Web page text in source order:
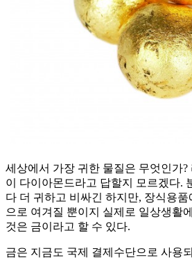
세상에서 가장 귀한 물질은 무엇인가
이 다이아몬드라고 답할지 모르겠다.
다 더 귀하고 비싸긴 하지만, 장식용
으로 여겨질 뿐이지 실제로 일상생활
것은 금이라고 할 수 있다.
금은 지금도 국제 결제수단으로 사용